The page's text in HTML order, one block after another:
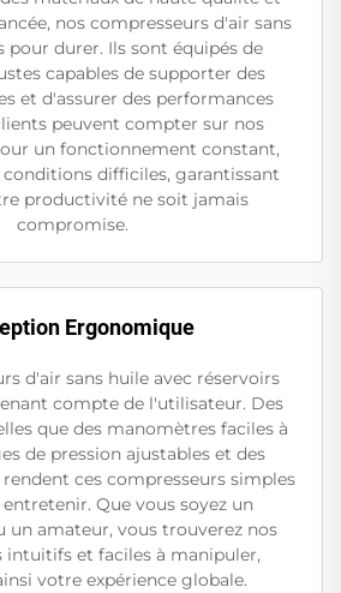
nos compresseurs d'air sans
pour durer. Ils sont équipés de
capables de supporter des
et d'assurer des performances
peuvent compter sur nos
un fonctionnement constant,
conditions difficiles, garantissant
productivité ne soit jamais
compromise.
Ergonomique
d'air sans huile avec réservoirs
compte de l'utilisateur. Des
que des manomètres faciles à
de pression ajustables et des
ces compresseurs simples
Que vous soyez un
un amateur, vous trouverez nos
intuitifs et faciles à manipuler,
votre expérience globale.